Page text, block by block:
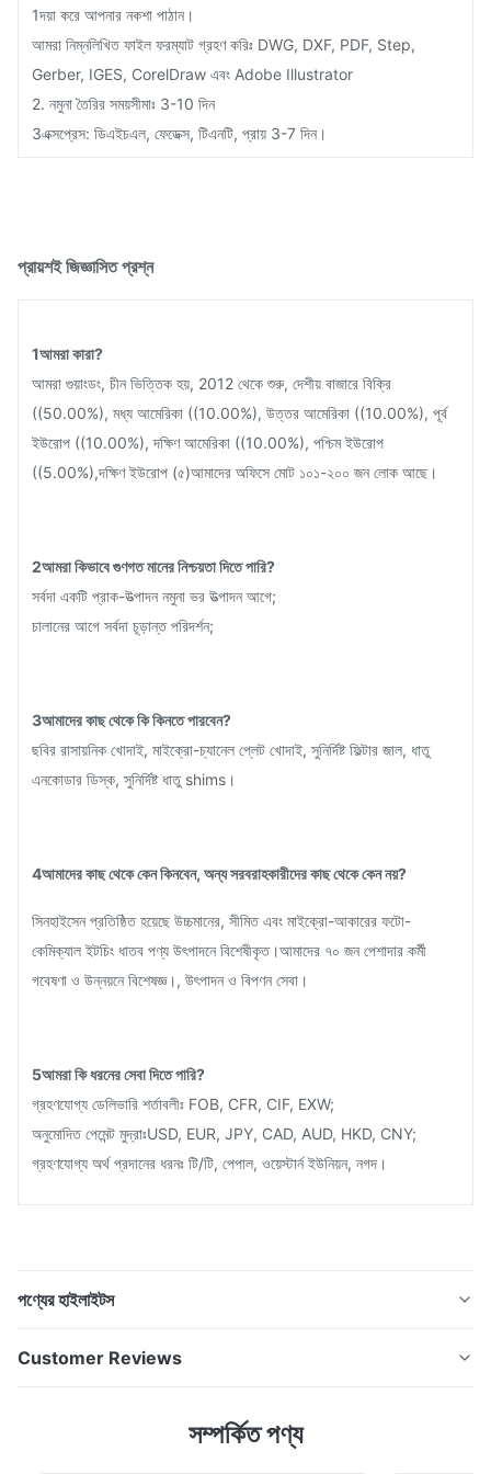
1দয়া করে আপনার নকশা পাঠান।
আমরা নিম্নলিখিত ফাইল ফরম্যাট গ্রহণ করিঃ DWG, DXF, PDF, Step,
Gerber, IGES, CorelDraw এবং Adobe Illustrator
2. নমুনা তৈরির সময়সীমাঃ 3-10 দিন
3এক্সপ্রেস: ডিএইচএল, ফেডেক্স, টিএনটি, প্রায় 3-7 দিন।
প্রায়শই জিজ্ঞাসিত প্রশ্ন
1আমরা কারা?
আমরা গুয়াংডং, চীন ভিত্তিক হয়, 2012 থেকে শুরু, দেশীয় বাজারে বিক্রি
((50.00%), মধ্য আমেরিকা ((10.00%), উত্তর আমেরিকা ((10.00%), পূর্ব
ইউরোপ ((10.00%), দক্ষিণ আমেরিকা ((10.00%), পশ্চিম ইউরোপ
((5.00%),দক্ষিণ ইউরোপ (৫)আমাদের অফিসে মোট ১০১-২০০ জন লোক আছে।
2আমরা কিভাবে গুণগত মানের নিশ্চয়তা দিতে পারি?
সর্বদা একটি প্রাক-উত্পাদন নমুনা ভর উত্পাদন আগে;
চালানের আগে সর্বদা চূড়ান্ত পরিদর্শন;
3আমাদের কাছ থেকে কি কিনতে পারবেন?
ছবির রাসায়নিক খোদাই, মাইক্রো-চ্যানেল প্লেট খোদাই, সুনির্দিষ্ট ফিল্টার জাল, ধাতু
এনকোডার ডিস্ক, সুনির্দিষ্ট ধাতু shims।
4আমাদের কাছ থেকে কেন কিনবেন, অন্য সরবরাহকারীদের কাছ থেকে কেন নয়?
সিনহাইসেন প্রতিষ্ঠিত হয়েছে উচ্চমানের, সীমিত এবং মাইক্রো-আকারের ফটো-
কেমিক্যাল ইটচিং ধাতব পণ্য উৎপাদনে বিশেষীকৃত।আমাদের ৭০ জন পেশাদার কর্মী
গবেষণা ও উন্নয়নে বিশেষজ্ঞ।, উৎপাদন ও বিপণন সেবা।
5আমরা কি ধরনের সেবা দিতে পারি?
গ্রহণযোগ্য ডেলিভারি শর্তাবলীঃ FOB, CFR, CIF, EXW;
অনুমোদিত পেমেন্ট মুদ্রাঃUSD, EUR, JPY, CAD, AUD, HKD, CNY;
গ্রহণযোগ্য অর্থ প্রদানের ধরনঃ টি/টি, পেপাল, ওয়েস্টার্ন ইউনিয়ন, নগদ।
পণ্যের হাইলাইটস
সৌন্দর্যের জন্য সিনহাইসেনউন্নত ফটো-কেমিক্যাল ইটচিং প্রযুক্তি ব্যবহার
দূষণকে উল্লেখযোগ্যভাবে হ্রাস করে. সৌন্দর্যের জন্য ইটচিং মেটাল ইগলের
Customer Reviews
Based on 50 reviews recently
সম্পর্কিত পণ্য